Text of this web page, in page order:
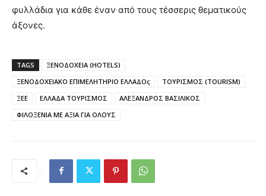
φυλλάδια για κάθε έναν από τους τέσσερις θεματικούς
άξονες.
TAGS
ΞΕΝΟΔΟΧΕΙΑ (HOTELS)
ΞΕΝΟΔΟΧΕΙΑΚΟ ΕΠΙΜΕΛΗΤΗΡΙΟ ΕΛΛΑΔΟς
ΤΟΥΡΙΣΜΟΣ (TOURISM)
ΞΕΕ
ΕΛΛΑΔΑ ΤΟΥΡΙΣΜΟΣ
ΑΛΕΞΑΝΔΡΟΣ ΒΑΣΙΛΙΚΟΣ
ΦΙΛΟΞΕΝΙΑ ΜΕ ΑΞΙΑ ΓΙΑ ΟΛΟΥΣ